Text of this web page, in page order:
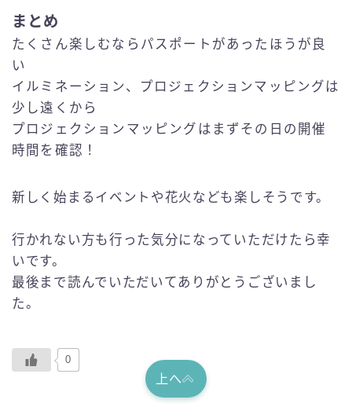
まとめ
たくさん楽しむならパスポートがあったほうが良
い
イルミネーション、プロジェクションマッピングは
少し遠くから
プロジェクションマッピングはまずその日の開催
時間を確認！
新しく始まるイベントや花火なども楽しそうです。
行かれない方も行った気分になっていただけたら幸
いです。
最後まで読んでいただいてありがとうございまし
た。
0
上へ